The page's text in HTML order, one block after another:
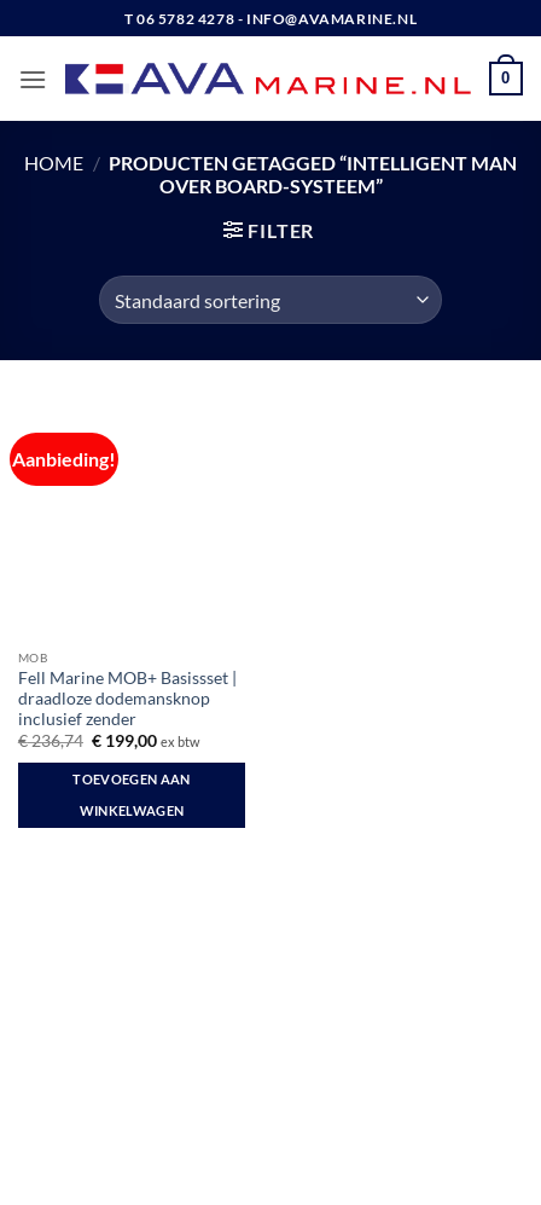
naar
inhoud
T 06 5782 4278 - INFO@AVAMARINE.NL
0
HOME / PRODUCTEN GETAGGED “INTELLIGENT MAN
OVER BOARD-SYSTEEM”
FILTER
Aanbieding!
MOB
Fell Marine MOB+ Basissset |
draadloze dodemansknop
inclusief zender
€236,74 Oorspronkelijke
was:
€ 236,74.
€199,00Huidige
is:
€ 199,00.
ex btw
TOEVOEGEN AAN
WINKELWAGEN